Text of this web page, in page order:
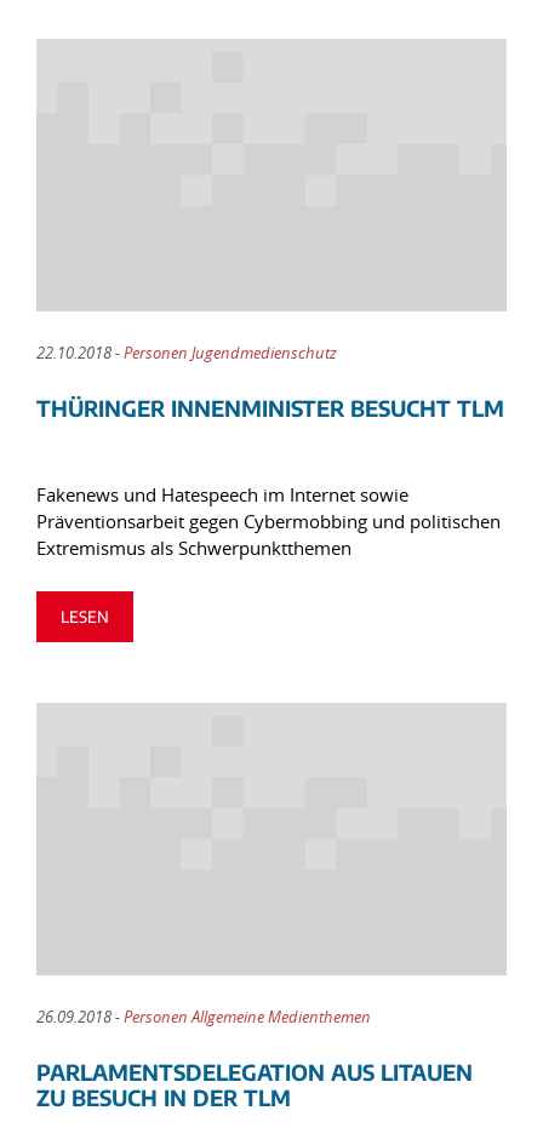
22.10.2018 -Personen Jugendmedienschutz
THÜRINGER INNENMINISTER BESUCHT TLM
Fakenews und Hatespeech im Internet sowie
Präventionsarbeit gegen Cybermobbing und politischen
Extremismus als Schwerpunktthemen
LESEN
26.09.2018 -Personen Allgemeine Medienthemen
PARLAMENTSDELEGATION AUS LITAUEN
ZU BESUCH IN DER TLM